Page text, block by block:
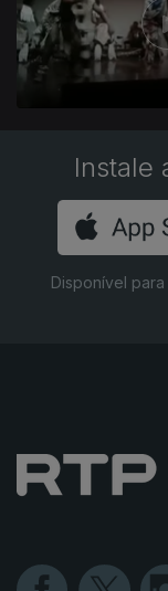
Instale
Disponível